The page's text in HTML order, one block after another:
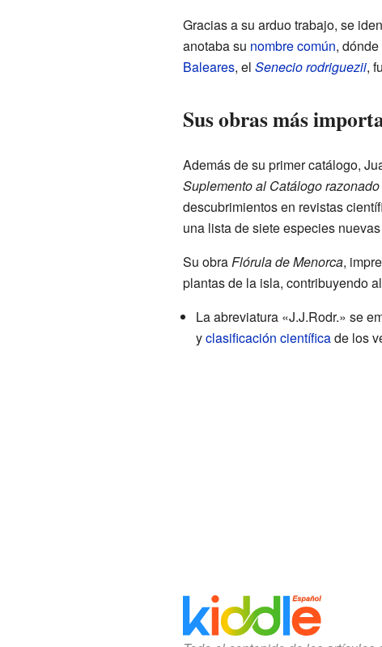
Gracias a su arduo trabajo, se
anotaba su nombre común,
Baleares, el Senecio rodriguezii,
Sus obras más
Además de su primer catálogo,
Suplemento al Catálogo razonado
descubrimientos en revistas
una lista de siete especies
Su obraFlórula de Menorca,
plantas de la isla, contribuyendo
La abreviatura «J.J.Rodr.» se
yclasificación científicade los